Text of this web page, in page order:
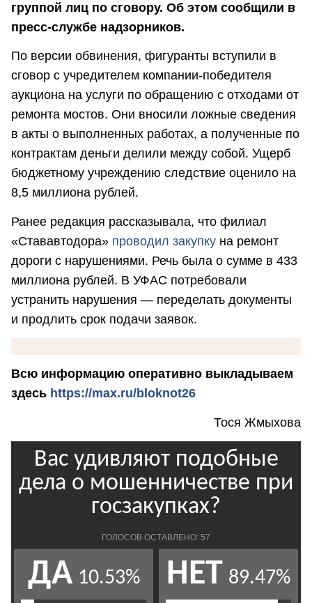
группой лиц по сговору. Об этом сообщили в
пресс-службе надзорников.
По версии обвинения, фигуранты вступили в
сговор с учредителем компании-победителя
аукциона на услуги по обращению с отходами от
ремонта мостов. Они вносили ложные сведения
в акты о выполненных работах, а полученные по
контрактам деньги делили между собой. Ущерб
бюджетному учреждению следствие оценило на
8,5 миллиона рублей.
Ранее редакция рассказывала, что филиал
«Стававтодора» проводил закупку на ремонт
дороги с нарушениями. Речь была о сумме в 433
миллиона рублей. В УФАС потребовали
устранить нарушения — переделать документы
и продлить срок подачи заявок.
Всю информацию оперативно выкладываем
здесь https://max.ru/bloknot26
Тося Жмыхова